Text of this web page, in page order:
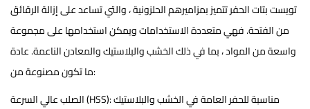
تويست بتات الحفرتتميز بمزاميرهم الحلزونية ، والتي تساعد على إزالة الرقائق
من الفتحة. فهي متعددة الاستخدامات ويمكن استخدامها على مجموعة
واسعة من المواد ، بما في ذلك الخشب والبلاستيك والمعادن الناعمة. عادة
ما تكون مصنوعة من:
الصلب عالي السرعة (HSS):مناسبة للحفر العامة في الخشب والبلاستيك